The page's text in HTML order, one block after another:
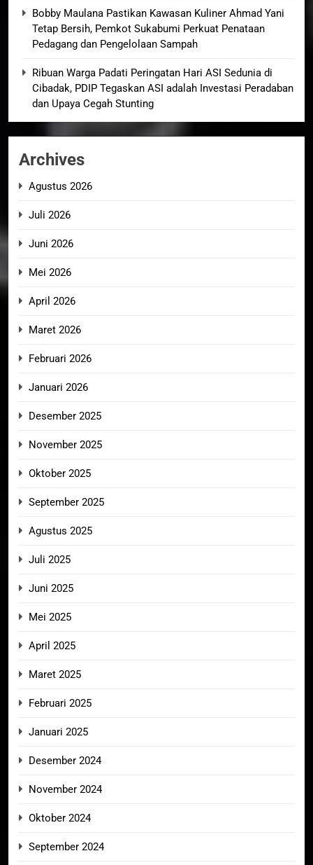
Bobby Maulana Pastikan Kawasan Kuliner Ahmad Yani
Tetap Bersih, Pemkot Sukabumi Perkuat Penataan
Pedagang dan Pengelolaan Sampah
Ribuan Warga Padati Peringatan Hari ASI Sedunia di
Cibadak, PDIP Tegaskan ASI adalah Investasi Peradaban
dan Upaya Cegah Stunting
Archives
Agustus 2026
Juli 2026
Juni 2026
Mei 2026
April 2026
Maret 2026
Februari 2026
Januari 2026
Desember 2025
November 2025
Oktober 2025
September 2025
Agustus 2025
Juli 2025
Juni 2025
Mei 2025
April 2025
Maret 2025
Februari 2025
Januari 2025
Desember 2024
November 2024
Oktober 2024
September 2024